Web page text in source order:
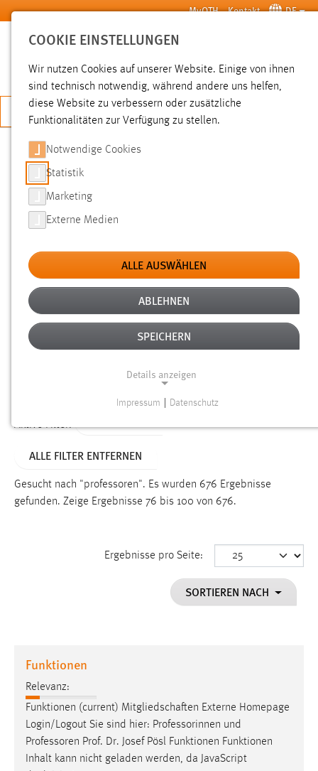
Zum Hauptinhalt springen MyOTH Kontakt DE
SUCHE
JETZT BEWERBEN
SUCHE
FILTER
Typ
Erstellungsdatum
Alter
Aktive Filter:
ALLE FILTER ENTFERNEN
Gesucht nach "professoren". Es wurden 676 Ergebnisse
gefunden. Zeige Ergebnisse 76 bis 100 von 676.
Ergebnisse pro Seite:
SORTIEREN NACH
Funktionen
Relevanz:
Funktionen (current) Mitgliedschaften Externe Homepage
Login/Logout Sie sind hier: Professorinnen und
Professoren Prof. Dr. Josef Pösl Funktionen Funktionen
Inhalt kann nicht geladen werden, da JavaScript
COOKIE EINSTELLUNGEN
Wir nutzen Cookies auf unserer Website. Einige von ihnen
sind technisch notwendig, während andere uns helfen,
diese Website zu verbessern oder zusätzliche
Funktionalitäten zur Verfügung zu stellen.
Notwendige Cookies
Statistik
Marketing
Externe Medien
ALLE AUSWÄHLEN
ABLEHNEN
SPEICHERN
Details anzeigen
Funktionen und sind für die einwandfreie Funktion der
Einverständnis
cookie_consent
Dieser Cookie speichert die ausgewählten Einverständnis-
Performance
Name:
Zweck:
Impressum Datenschutz